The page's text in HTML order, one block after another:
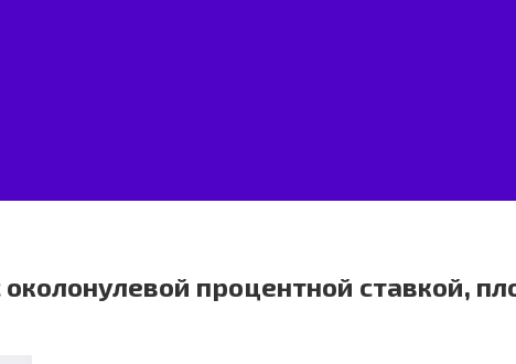
процентной ставкой,